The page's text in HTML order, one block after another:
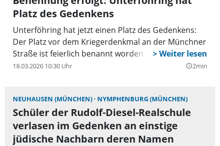
Platz des Gedenkens
Unterföhring hat jetzt einen Platz des Gedenkens:
Der Platz vor dem Kriegerdenkmal an der Münchner
Straße ist feierlich benannt worden.
18.03.2026 10:30 Uhr query_builder2min
NEUHAUSEN (MÜNCHEN) NYMPHENBURG (MÜNCHEN)
Schüler der Rudolf-Diesel-Realschule
verlasen im Gedenken an einstige
jüdische Nachbarn deren Namen